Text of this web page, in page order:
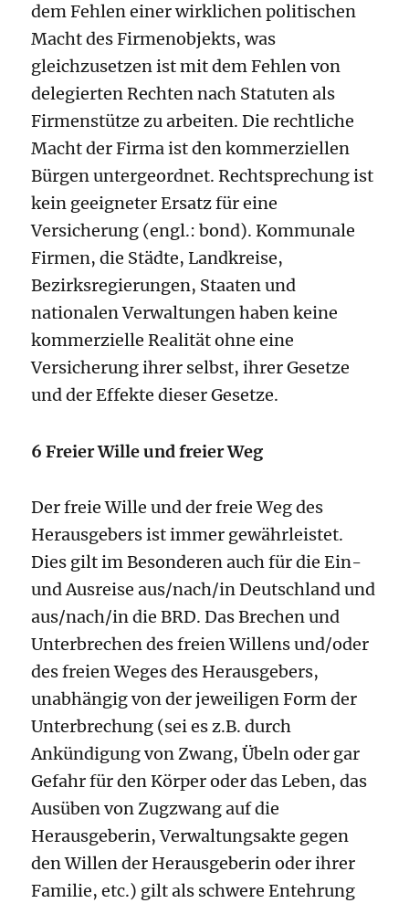
dem Fehlen einer wirklichen politischen
Macht des Firmenobjekts, was
gleichzusetzen ist mit dem Fehlen von
delegierten Rechten nach Statuten als
Firmenstütze zu arbeiten. Die rechtliche
Macht der Firma ist den kommerziellen
Bürgen untergeordnet. Rechtsprechung ist
kein geeigneter Ersatz für eine
Versicherung (engl.: bond). Kommunale
Firmen, die Städte, Landkreise,
Bezirksregierungen, Staaten und
nationalen Verwaltungen haben keine
kommerzielle Realität ohne eine
Versicherung ihrer selbst, ihrer Gesetze
und der Effekte dieser Gesetze.
6 Freier Wille und freier Weg
Der freie Wille und der freie Weg des
Herausgebers ist immer gewährleistet.
Dies gilt im Besonderen auch für die Ein-
und Ausreise aus/nach/in Deutschland und
aus/nach/in die BRD. Das Brechen und
Unterbrechen des freien Willens und/oder
des freien Weges des Herausgebers,
unabhängig von der jeweiligen Form der
Unterbrechung (sei es z.B. durch
Ankündigung von Zwang, Übeln oder gar
Gefahr für den Körper oder das Leben, das
Ausüben von Zugzwang auf die
Herausgeberin, Verwaltungsakte gegen
den Willen der Herausgeberin oder ihrer
Familie, etc.) gilt als schwere Entehrung